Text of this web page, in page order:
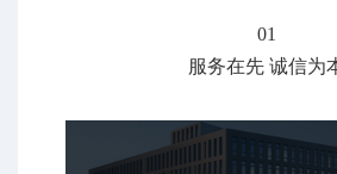
01
服务在先 诚信为